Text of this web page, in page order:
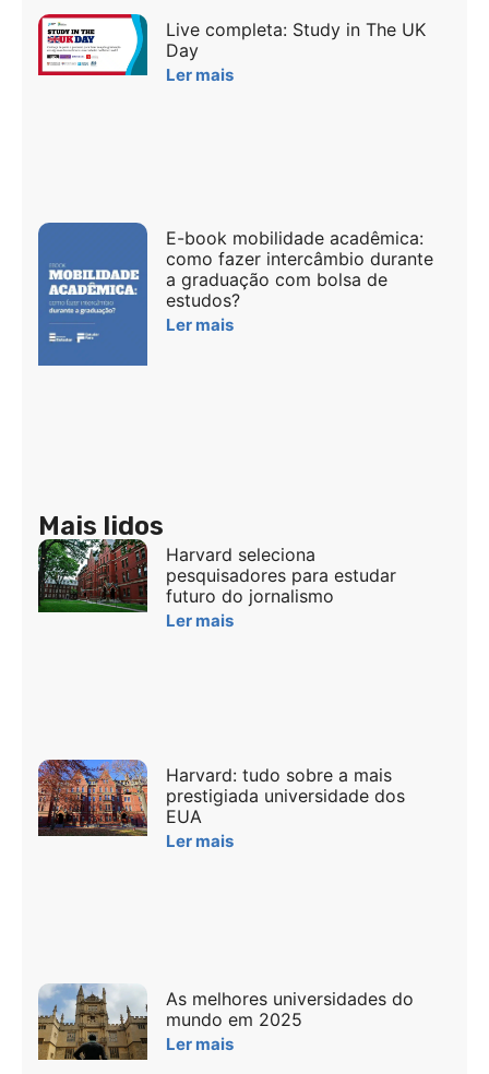
Live completa: Study in The UK
Day
Ler mais
E-book mobilidade acadêmica:
como fazer intercâmbio durante
a graduação com bolsa de
estudos?
Ler mais
Mais lidos
Harvard seleciona
pesquisadores para estudar
futuro do jornalismo
Ler mais
Harvard: tudo sobre a mais
prestigiada universidade dos
EUA
Ler mais
As melhores universidades do
mundo em 2025
Ler mais